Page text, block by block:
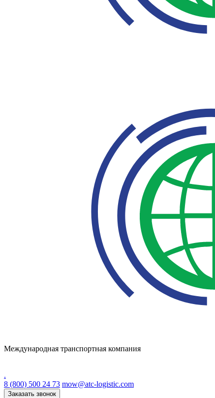
Международная транспортная компания
.
8 (800) 500 24 73 mow@atc-logistic.com
Заказать звонок